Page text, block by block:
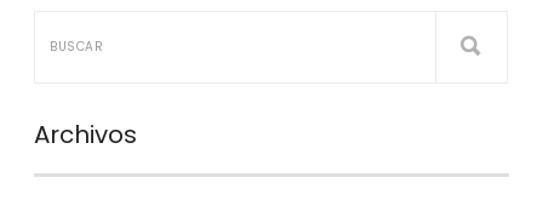
Archivos